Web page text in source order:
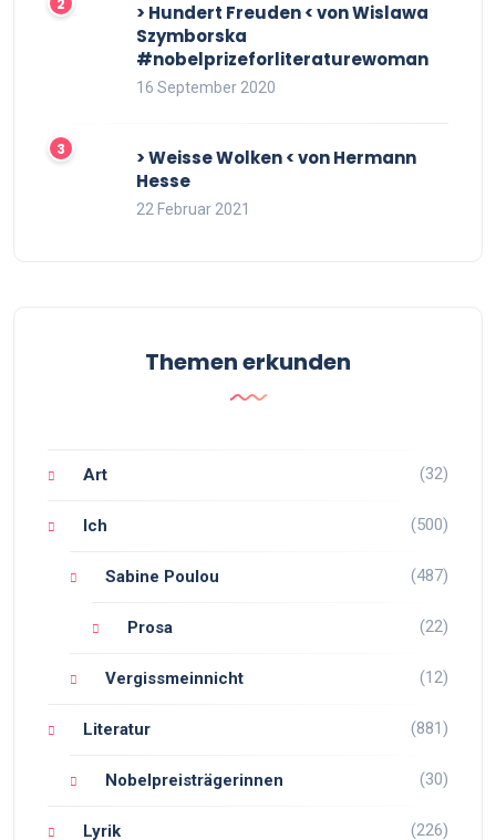
> Hundert Freuden < von Wislawa
Szymborska
#nobelprizeforliteraturewoman
16 September 2020
> Weisse Wolken < von Hermann
Hesse
22 Februar 2021
Themen erkunden
Art (32)
Ich (500)
Sabine Poulou (487)
Prosa (22)
Vergissmeinnicht (12)
Literatur (881)
Nobelpreisträgerinnen (30)
Lyrik (226)